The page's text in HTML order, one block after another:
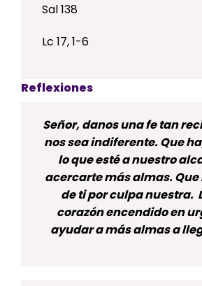
Sal 138
Lc 17, 1-6
Reflexiones
Señor, danos una fe tan
nos sea indiferente. Que
lo que esté a nuestro
acercarte más almas. Que
de ti por culpa nuestra.
corazón encendido en
ayudar a más almas a